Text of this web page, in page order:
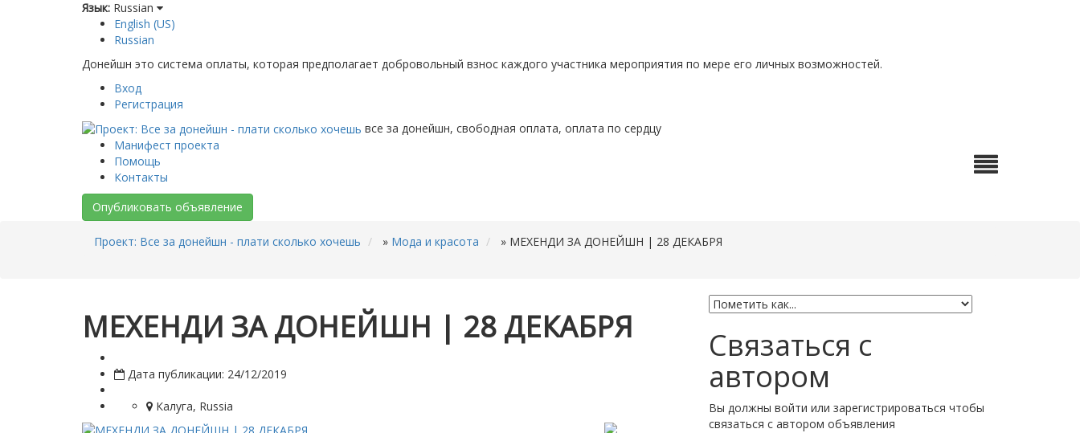
Язык: Russian
English (US)
Russian
Донейшн это система оплаты, которая предполагает добровольный взнос каждого участника мероприятия по мере его личных возможностей.
Вход
Регистрация
все за донейшн, свободная оплата, оплата по сердцу
Манифест проекта
Помощь
Контакты
Опубликовать объявление
Проект: Все за донейшн - плати сколько хочешь » Мода и красота » МЕХЕНДИ ЗА ДОНЕЙШН | 28 ДЕКАБРЯ
МЕХЕНДИ ЗА ДОНЕЙШН | 28 ДЕКАБРЯ
Дата публикации: 24/12/2019
Калуга, Russia
Связаться с
автором
Вы должны войти или зарегистрироваться чтобы
связаться с автором объявления